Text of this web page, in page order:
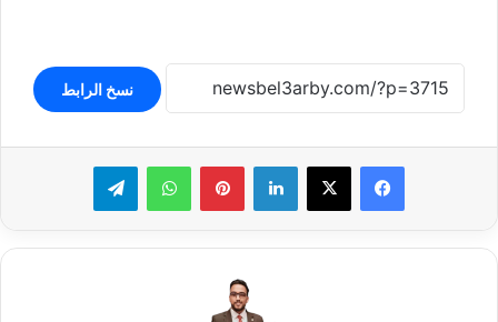
نسخ الرابط
لينكدإن بينتيريستواتساب تيلقرام